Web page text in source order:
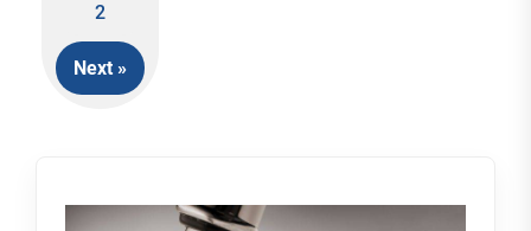
2
Next »